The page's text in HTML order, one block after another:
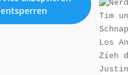
Tim
Los
Zieh